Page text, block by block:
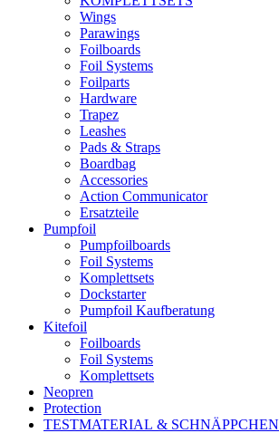
Wings
Parawings
Foilboards
Foil Systems
Foilparts
Hardware
Trapez
Leashes
Pads & Straps
Boardbag
Accessories
Action Communicator
Ersatzteile
Pumpfoil
Pumpfoilboards
Foil Systems
Komplettsets
Dockstarter
Pumpfoil Kaufberatung
Kitefoil
Foilboards
Foil Systems
Komplettsets
Neopren
Protection
TESTMATERIAL & SCHNÄPPCHEN